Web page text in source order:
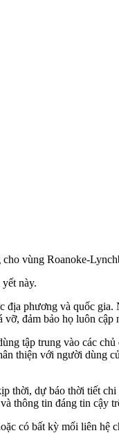
vùng Roanoke-
này.
phương và quốc
đảm bảo họ luôn cập
tập trung vào các
thiện với người dùng
dự báo thời tiết
thông tin đáng tin cậy
có bất kỳ mối liên